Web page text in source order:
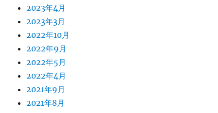
2023年4月
2023年3月
2022年10月
2022年9月
2022年5月
2022年4月
2021年9月
2021年8月